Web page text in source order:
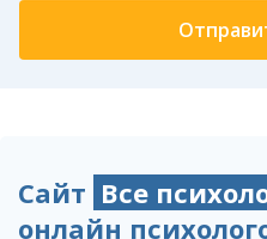
Сайт Все
онлайн